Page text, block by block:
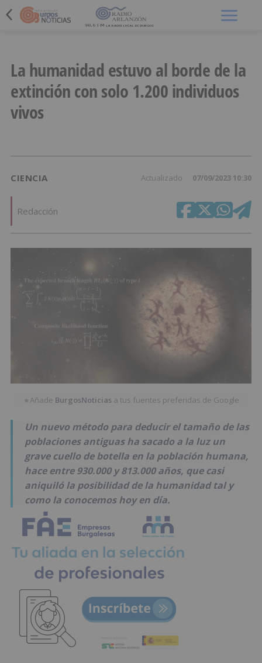
La humanidad estuvo al borde de la
extinción con solo 1.200 individuos
vivos
CIENCIA Actualizado 07/09/2023 10:30
Redacción
★Añade BurgosNoticias a tus fuentes preferidas de Google
Un nuevo método para deducir el tamaño de las
poblaciones antiguas ha sacado a la luz un
grave cuello de botella en la población humana,
hace entre 930.000 y 813.000 años, que casi
aniquiló la posibilidad de la humanidad tal y
como la conocemos hoy en día.